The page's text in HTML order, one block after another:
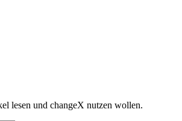
lesen und changeX nutzen wollen.